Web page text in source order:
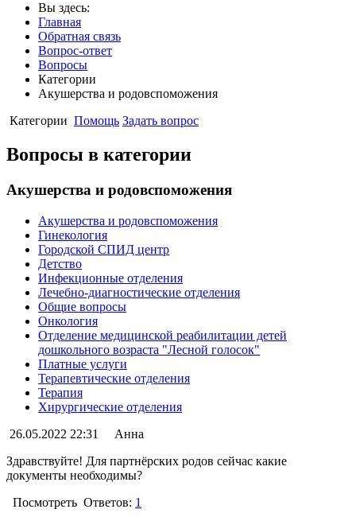
Вы здесь:
Главная
Обратная связь
Вопрос-ответ
Вопросы
Категории
Акушерства и родовспоможения
Категории Помощь Задать вопрос
Вопросы в категории
Акушерства и родовспоможения
Акушерства и родовспоможения
Гинекология
Городской СПИД центр
Детство
Инфекционные отделения
Лечебно-диагностические отделения
Общие вопросы
Онкология
Отделение медицинской реабилитации детей
дошкольного возраста "Лесной голосок"
Платные услуги
Терапевтические отделения
Терапия
Хирургические отделения
26.05.2022 22:31
Анна
Здравствуйте! Для партнёрских родов сейчас какие
документы необходимы?
Посмотреть Ответов: 1